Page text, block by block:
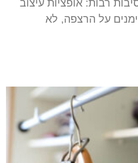
רבות: אופציות עיצוב
על הרצפה, לא